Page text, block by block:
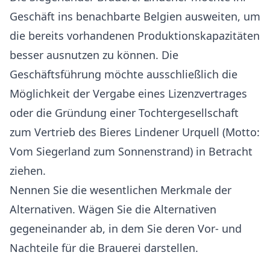
Geschäft ins benachbarte Belgien ausweiten, um
die bereits vorhandenen Produktionskapazitäten
besser ausnutzen zu können. Die
Geschäftsführung möchte ausschließlich die
Möglichkeit der Vergabe eines Lizenzvertrages
oder die Gründung einer Tochtergesellschaft
zum Vertrieb des Bieres Lindener Urquell (Motto:
Vom Siegerland zum Sonnenstrand) in Betracht
ziehen.
Nennen Sie die wesentlichen Merkmale der
Alternativen. Wägen Sie die Alternativen
gegeneinander ab, in dem Sie deren Vor- und
Nachteile für die Brauerei darstellen.